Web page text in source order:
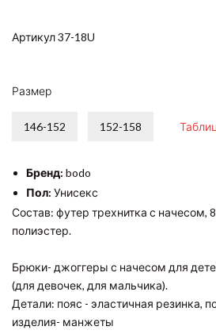
Артикул 37-18U
Размер
146-152 152-158
Бренд: bodo
Пол: Унисекс
Состав: футер трехнитка с начесом,
полиэстер.
Брюки- джоггеры с начесом для
(для девочек, для мальчика).
Детали: пояс - эластичная резинка,
изделия- манжеты